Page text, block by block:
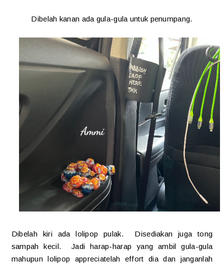
Dibelah kanan ada gula-gula untuk penumpang.
Dibelah kiri ada lolipop pulak. Disediakan juga tong
sampah kecil. Jadi harap-harap yang ambil gula-gula
mahupun lolipop appreciatelah effort dia dan janganlah